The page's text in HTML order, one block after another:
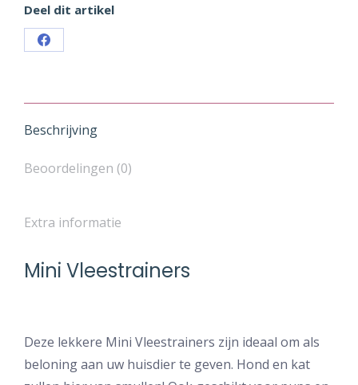
Deel dit artikel
Share
Beschrijving
Beoordelingen (0)
Extra informatie
Mini Vleestrainers
Deze lekkere Mini Vleestrainers zijn ideaal om als
beloning aan uw huisdier te geven. Hond en kat